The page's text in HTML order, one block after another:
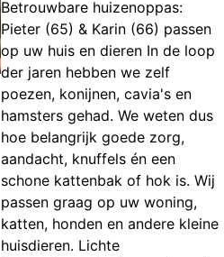
Betrouwbare huizenoppas:
Pieter (65) & Karin (66) passen
op uw huis en dieren In de loop
der jaren hebben we zelf
poezen, konijnen, cavia's en
hamsters gehad. We weten dus
hoe belangrijk goede zorg,
aandacht, knuffels én een
schone kattenbak of hok is. Wij
passen graag op uw woning,
katten, honden en andere kleine
huisdieren. Lichte